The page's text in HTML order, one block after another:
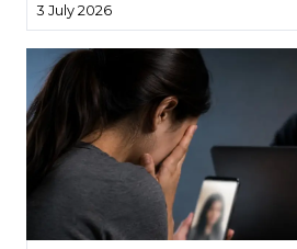
3 July 2026